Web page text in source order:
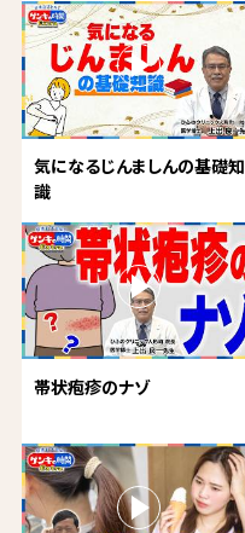
気になるじんましんの基礎知
識
帯状疱疹のナゾ